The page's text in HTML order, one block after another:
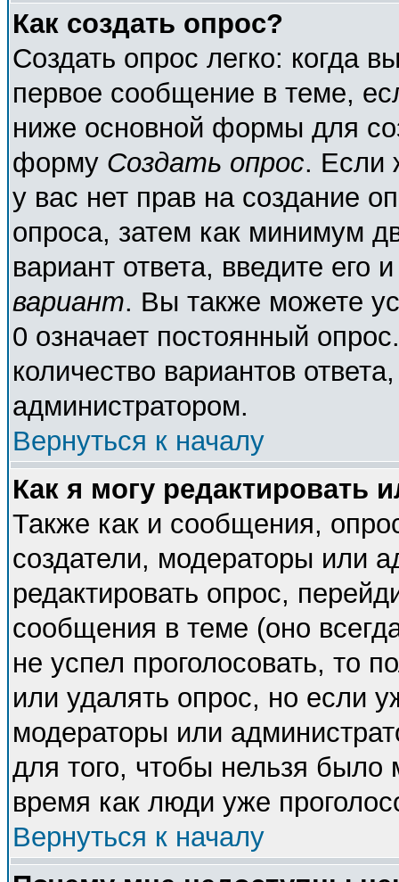
Как создать опрос?
Создать опрос легко: когда
первое сообщение в теме,
ниже основной формы для
форму Создать опрос. Если
у вас нет прав на создание
опроса, затем как минимум
вариант ответа, введите его
вариант. Вы также можете
0 означает постоянный
количество вариантов
администратором.
Вернуться к началу
Как я могу редактировать
Также как и сообщения,
создатели, модераторы или
редактировать опрос,
сообщения в теме (оно
не успел проголосовать, то
или удалять опрос, но если
модераторы или
для того, чтобы нельзя было
время как люди уже
Вернуться к началу